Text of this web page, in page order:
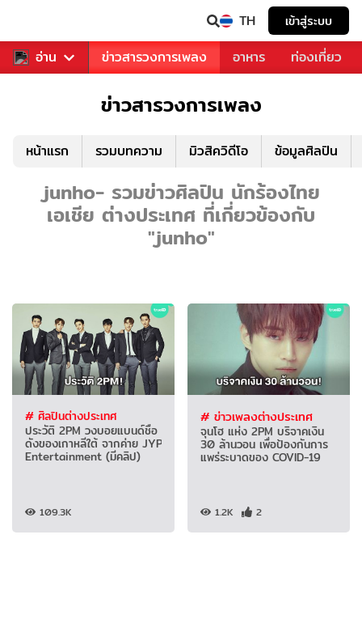
TH เข้าสู่ระบบ
อ่าน
ข่าวบันเทิง ข่าวสารวงการเพลง อาหาร ท่องเที่ยว
ข่าวสารวงการเพลง
หน้าแรก รวมบทความ มิวสิควิดีโอ ข้อมูลศิลปิน
junho- รวมข่าวศิลปิน นักร้องไทย
เอเชีย ต่างประเทศ ที่เกี่ยวข้องกับ
"junho"
# ศิลปินต่างประเทศ
ประวัติ 2PM วงบอยแบนด์ชื่อ
ดังของเกาหลีใต้ จากค่าย JYP
Entertainment (มีคลิป)
109.3K
# ข่าวเพลงต่างประเทศ
จุนโฮ แห่ง 2PM บริจาคเงิน
30 ล้านวอน เพื่อป้องกันการ
แพร่ระบาดของ COVID-19
1.2K 2